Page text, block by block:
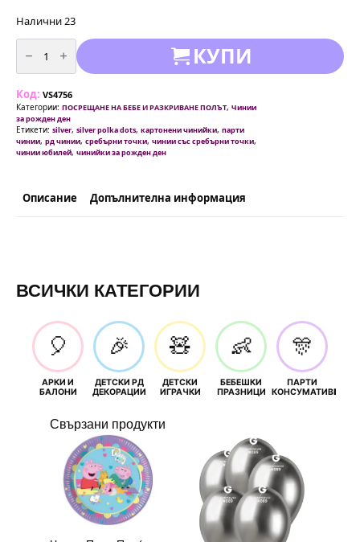
Налични 23
количество
за
Парти
чинии
сребърни
точки
-
8
броя
-
18,5
КУПИ
Код: VS4756
Категории: ПОСРЕЩАНЕ НА БЕБЕ И РАЗКРИВАНЕ ПОЛЪТ, Чинии
за рожден ден
Етикети: silver, silver polka dots, картонени чинийки, парти
чинии, рд чинии, сребърни точки, чинии със сребърни точки,
чинии юбилей, чинийки за рожден ден
Описание Допълнителна информация
ВСИЧКИ КАТЕГОРИИ
🎈
АРКИ И
БАЛОНИ
🎉
ДЕТСКИ РД
ДЕКОРАЦИИ
🧸
ДЕТСКИ
ИГРАЧКИ
👶
БЕБЕШКИ
ПРАЗНИЦИ
🎊
ПАРТИ
КОНСУМАТИВИ
Свързани продукти